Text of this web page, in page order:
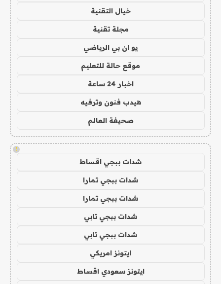
خيال التقنية
مجلة تقنية
يو ان بي الرياضي
موقع حالة للتعليم
اخبار 24 ساعة
هيدب فنون وترفيه
صحيفة العالم
!
شدات ببجي اقساط
شدات ببجي تمارا
شدات ببجي تمارا
شدات ببجي تابي
شدات ببجي تابي
ايتونز امريكي
ايتونز سعودي اقساط